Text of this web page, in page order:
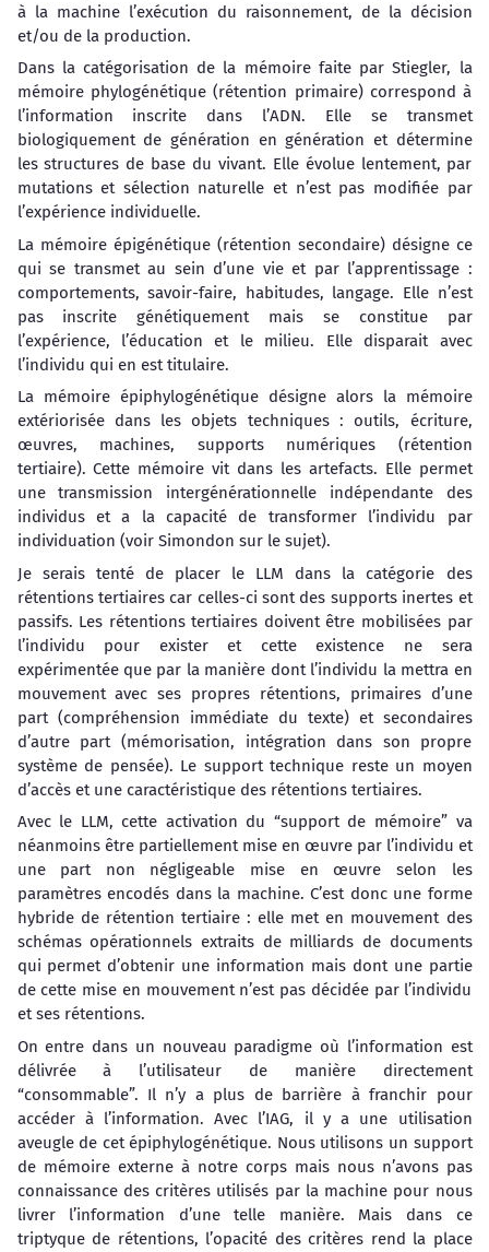
à la machine l’exécution du raisonnement, de la décision
et/ou de la production.
Dans la catégorisation de la mémoire faite par Stiegler, la
mémoire phylogénétique (rétention primaire) correspond à
l’information inscrite dans l’ADN. Elle se transmet
biologiquement de génération en génération et détermine
les structures de base du vivant. Elle évolue lentement, par
mutations et sélection naturelle et n’est pas modifiée par
l’expérience individuelle.
La mémoire épigénétique (rétention secondaire) désigne ce
qui se transmet au sein d’une vie et par l’apprentissage :
comportements, savoir-faire, habitudes, langage. Elle n’est
pas inscrite génétiquement mais se constitue par
l’expérience, l’éducation et le milieu. Elle disparait avec
l’individu qui en est titulaire.
La mémoire épiphylogénétique désigne alors la mémoire
extériorisée dans les objets techniques : outils, écriture,
œuvres, machines, supports numériques (rétention
tertiaire). Cette mémoire vit dans les artefacts. Elle permet
une transmission intergénérationnelle indépendante des
individus et a la capacité de transformer l’individu par
individuation (voir Simondon sur le sujet).
Je serais tenté de placer le LLM dans la catégorie des
rétentions tertiaires car celles-ci sont des supports inertes et
passifs. Les rétentions tertiaires doivent être mobilisées par
l’individu pour exister et cette existence ne sera
expérimentée que par la manière dont l’individu la mettra en
mouvement avec ses propres rétentions, primaires d’une
part (compréhension immédiate du texte) et secondaires
d’autre part (mémorisation, intégration dans son propre
système de pensée). Le support technique reste un moyen
d’accès et une caractéristique des rétentions tertiaires.
Avec le LLM, cette activation du “support de mémoire” va
néanmoins être partiellement mise en œuvre par l’individu et
une part non négligeable mise en œuvre selon les
paramètres encodés dans la machine. C’est donc une forme
hybride de rétention tertiaire : elle met en mouvement des
schémas opérationnels extraits de milliards de documents
qui permet d’obtenir une information mais dont une partie
de cette mise en mouvement n’est pas décidée par l’individu
et ses rétentions.
On entre dans un nouveau paradigme où l’information est
délivrée à l’utilisateur de manière directement
“consommable”. Il n’y a plus de barrière à franchir pour
accéder à l’information. Avec l’IAG, il y a une utilisation
aveugle de cet épiphylogénétique. Nous utilisons un support
de mémoire externe à notre corps mais nous n’avons pas
connaissance des critères utilisés par la machine pour nous
livrer l’information d’une telle manière. Mais dans ce
triptyque de rétentions, l’opacité des critères rend la place